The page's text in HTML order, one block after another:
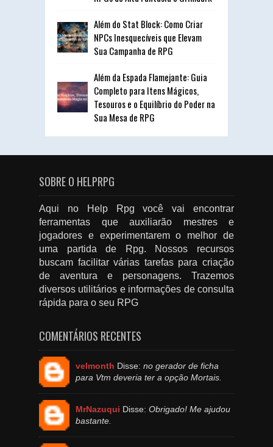
Além do Stat Block: Como Criar
NPCs Inesquecíveis que Elevam
Sua Campanha de RPG
Além da Espada Flamejante: Guia
Completo para Itens Mágicos,
Tesouros e o Equilíbrio do Poder na
Sua Mesa de RPG
SOBRE O HELPRPG
Aqui no Help Rpg você vai encontrar
ferramentas que auxiliarão mestres e
jogadores e experimentarem o melhor de
uma partida de Rpg. Nossos recursos
buscam facilitar várias tarefas para criação
de aventura e personagens. Trazemos
diversos utilitários e informações de consulta
rápida para o seu RPG
COMENTÁRIOS RECENTES
velmonth Disse: no gerador de ficha
para Vtm deveria ter a opção Mortais.
MrNazuqui Disse: Obrigado! Me ajudou
bastante.